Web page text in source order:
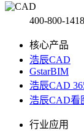
400-800-1418
核心产品
浩辰CAD
GstarBIM
浩辰CAD
浩辰CAD看
行业应用